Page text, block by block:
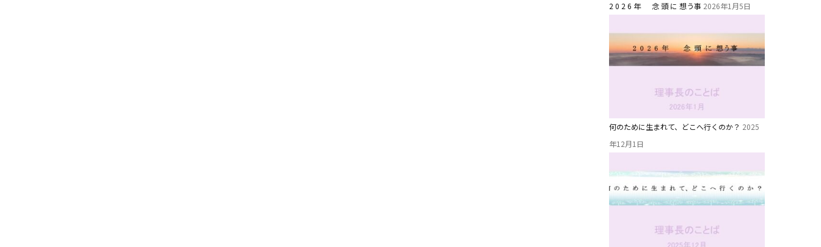
2 0 2 6 年 念 頭 に 想う事 2026年1月5日
何のために生まれて、どこへ行くのか？ 2025
年12月1日
未就園児クラス
1歳・2歳親子登園［マリポサクラス ]
2歳児ひとり登園［ゆず組 ]